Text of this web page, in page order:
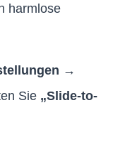
harmlose
→
Sie „Slide-to-